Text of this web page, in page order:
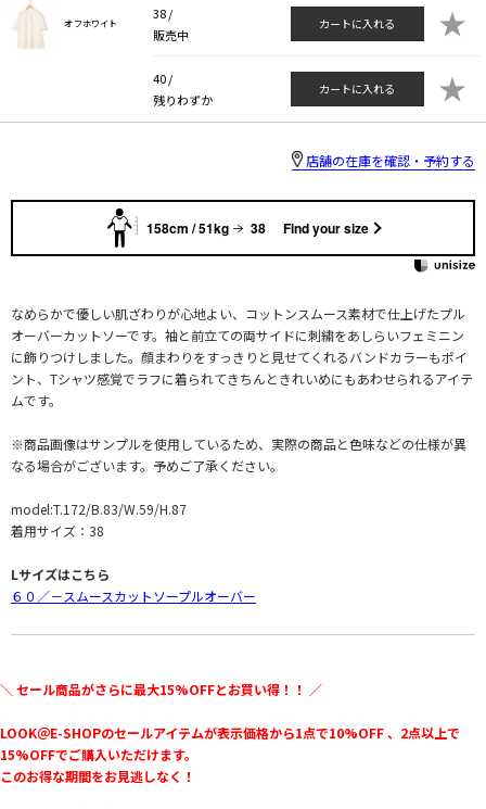
オフホワイト
38 /
販売中
カートに入れる ★
40 /
残りわずか
カートに入れる ★
店舗の在庫を確認・予約する
158cm / 51kg 38 Find your size
なめらかで優しい肌ざわりが心地よい、コットンスムース素材で仕上げたプル
オーバーカットソーです。袖と前立ての両サイドに刺繍をあしらいフェミニン
に飾りつけしました。顔まわりをすっきりと見せてくれるバンドカラーもポイ
ント、Tシャツ感覚でラフに着られてきちんときれいめにもあわせられるアイテ
ムです。
※商品画像はサンプルを使用しているため、実際の商品と色味などの仕様が異
なる場合がございます。予めご了承ください。
model:T.172/B.83/W.59/H.87
着用サイズ：38
Lサイズはこちら
６０／－スムースカットソープルオーバー
＼ セール商品がさらに最大15%OFFとお買い得！！ ／
LOOK＠E-SHOPのセールアイテムが表示価格から1点で10%OFF 、2点以上で
15%OFFでご購入いただけます。
このお得な期間をお見逃しなく！